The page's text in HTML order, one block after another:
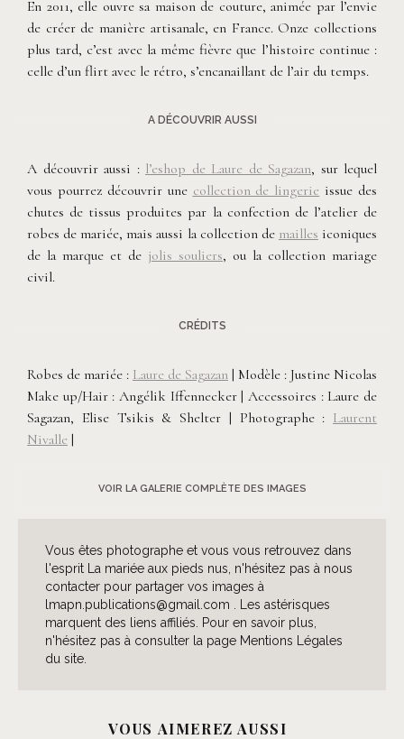
En 2011, elle ouvre sa maison de couture, animée par l’envie
de créer de manière artisanale, en France. Onze collections
plus tard, c’est avec la même fièvre que l’histoire continue :
celle d’un flirt avec le rétro, s’encanaillant de l’air du temps.
A DÉCOUVRIR AUSSI
A découvrir aussi : l’eshop de Laure de Sagazan, sur lequel
vous pourrez découvrir une collection de lingerie issue des
chutes de tissus produites par la confection de l’atelier de
robes de mariée, mais aussi la collection de mailles iconiques
de la marque et de jolis souliers, ou la collection mariage
civil.
CRÉDITS
Robes de mariée : Laure de Sagazan | Modèle : Justine Nicolas
Make up/Hair : Angélik Iffennecker | Accessoires : Laure de
Sagazan, Elise Tsikis & Shelter | Photographe : Laurent
Nivalle |
VOIR LA GALERIE COMPLÈTE DES IMAGES
Vous êtes photographe et vous vous retrouvez dans
l'esprit La mariée aux pieds nus, n'hésitez pas à nous
contacter pour partager vos images à
lmapn.publications@gmail.com . Les astérisques
marquent des liens affiliés. Pour en savoir plus,
n'hésitez pas à consulter la page Mentions Légales
du site.
VOUS AIMEREZ AUSSI